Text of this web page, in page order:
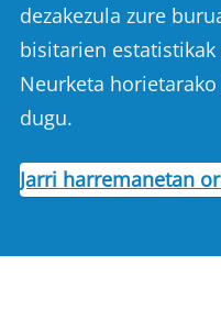
dezakezula zure
bisitarien
Neurketa
dugu.
Jarri harremanetan